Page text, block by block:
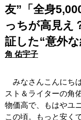
友”「全身
っちが高見え
証した“意外
角 佑宇子
みなさんこんにち
スト＆ライターの角
物価高で、もはやユ
この頃。もっと安く